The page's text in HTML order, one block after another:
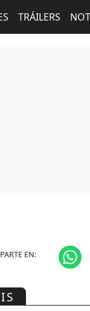
TRÁILERS
EN: